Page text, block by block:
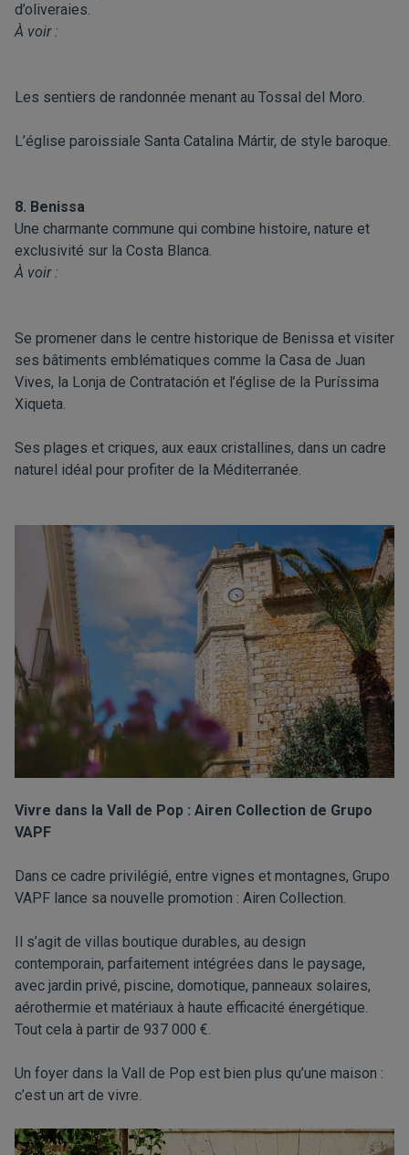
d’oliveraies.
À voir :
Les sentiers de randonnée menant au Tossal del Moro.
L’église paroissiale Santa Catalina Mártir, de style baroque.
8. Benissa
Une charmante commune qui combine histoire, nature et
exclusivité sur la Costa Blanca.
À voir :
Se promener dans le centre historique de Benissa et visiter
ses bâtiments emblématiques comme la Casa de Juan
Vives, la Lonja de Contratación et l’église de la Puríssima
Xiqueta.
Ses plages et criques, aux eaux cristallines, dans un cadre
naturel idéal pour profiter de la Méditerranée.
Vivre dans la Vall de Pop : Airen Collection de Grupo
VAPF
Dans ce cadre privilégié, entre vignes et montagnes, Grupo
VAPF lance sa nouvelle promotion : Airen Collection.
Il s’agit de villas boutique durables, au design
contemporain, parfaitement intégrées dans le paysage,
avec jardin privé, piscine, domotique, panneaux solaires,
aérothermie et matériaux à haute efficacité énergétique.
Tout cela à partir de 937 000 €.
Un foyer dans la Vall de Pop est bien plus qu’une maison :
c’est un art de vivre.